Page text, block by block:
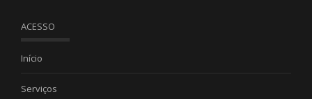
ACESSO
Início
Serviços